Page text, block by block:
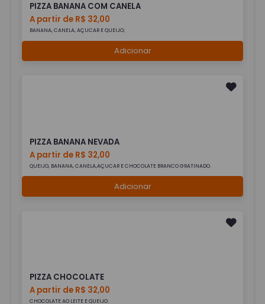
PIZZA BANANA COM CANELA
A partir de R$ 32,00
BANANA, CANELA, AÇUCAR E QUEIJO;
Adicionar
PIZZA BANANA NEVADA
A partir de R$ 32,00
QUEIJO, BANANA, CANELA,AÇUCAR E CHOCOLATE BRANCO GRATINADO.
Adicionar
PIZZA CHOCOLATE
A partir de R$ 32,00
CHOCOLATE AO LEITE E QUEIJO.